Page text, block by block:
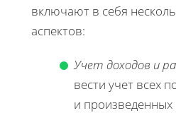
включают в себя
аспектов:
Учет доходов и
вести учет всех
и произведенных